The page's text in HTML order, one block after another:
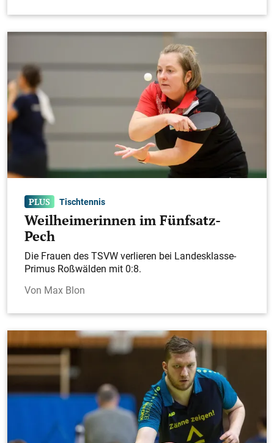
Tischtennis
Weilheimerinnen im Fünfsatz-
Pech
Die Frauen des TSVW verlieren bei Landesklasse-
Primus Roßwälden mit 0:8.
Max Blon